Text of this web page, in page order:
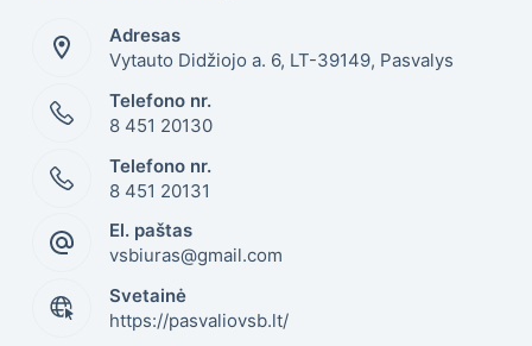
Adresas
Vytauto Didžiojo a. 6, LT-39149, Pasvalys
Telefono nr.
8 451 20130
Telefono nr.
8 451 20131
El. paštas
vsbiuras@gmail.com
Svetainė
https://pasvaliovsb.lt/